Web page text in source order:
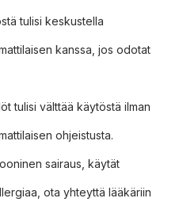
tulisi keskustella
kanssa, jos odotat
tulisi välttää käytöstä ilman
ohjeistusta.
sairaus, käytät
ota yhteyttä lääkäriin